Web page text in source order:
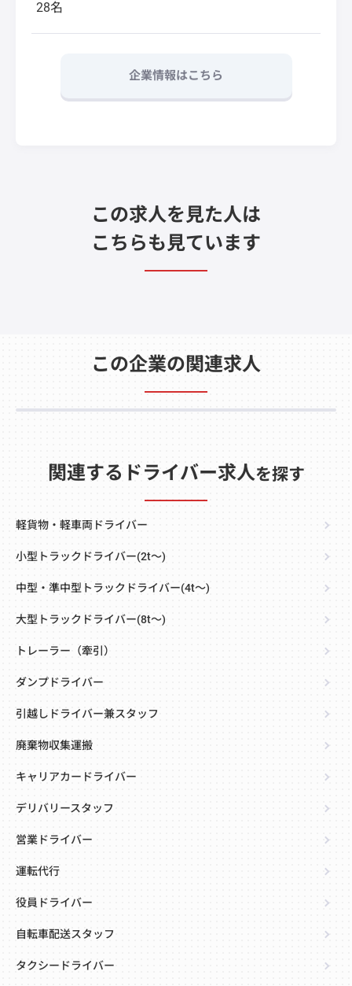
28名
企業情報はこちら
この求人を見た人は
こちらも見ています
この企業の関連求人
関連するドライバー求人を探す
軽貨物・軽車両ドライバー
小型トラックドライバー(2t～)
中型・準中型トラックドライバー(4t～)
大型トラックドライバー(8t～)
トレーラー（牽引）
ダンプドライバー
引越しドライバー兼スタッフ
廃棄物収集運搬
キャリアカードライバー
デリバリースタッフ
営業ドライバー
運転代行
役員ドライバー
自転車配送スタッフ
タクシードライバー